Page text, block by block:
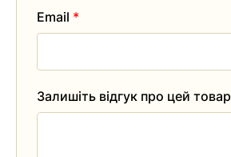
Залишіть відгук про цей товар
Email *